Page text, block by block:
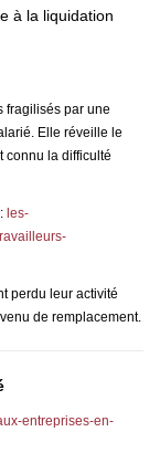
à la liquidation
fragilisés par une
Elle réveille le
connu la difficulté
: les-
perdu leur activité
de remplacement.
entreprises-en-